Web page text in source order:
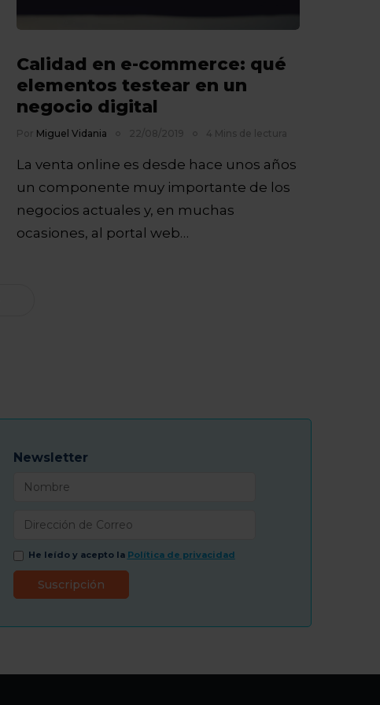
Calidad en e-commerce: qué
elementos testear en un
negocio digital
Por Miguel Vidania 22/08/2019 4 Mins de lectura
La venta online es desde hace unos años
un componente muy importante de los
negocios actuales y, en muchas
ocasiones, al portal web…
Newsletter
He leído y acepto la Política de privacidad